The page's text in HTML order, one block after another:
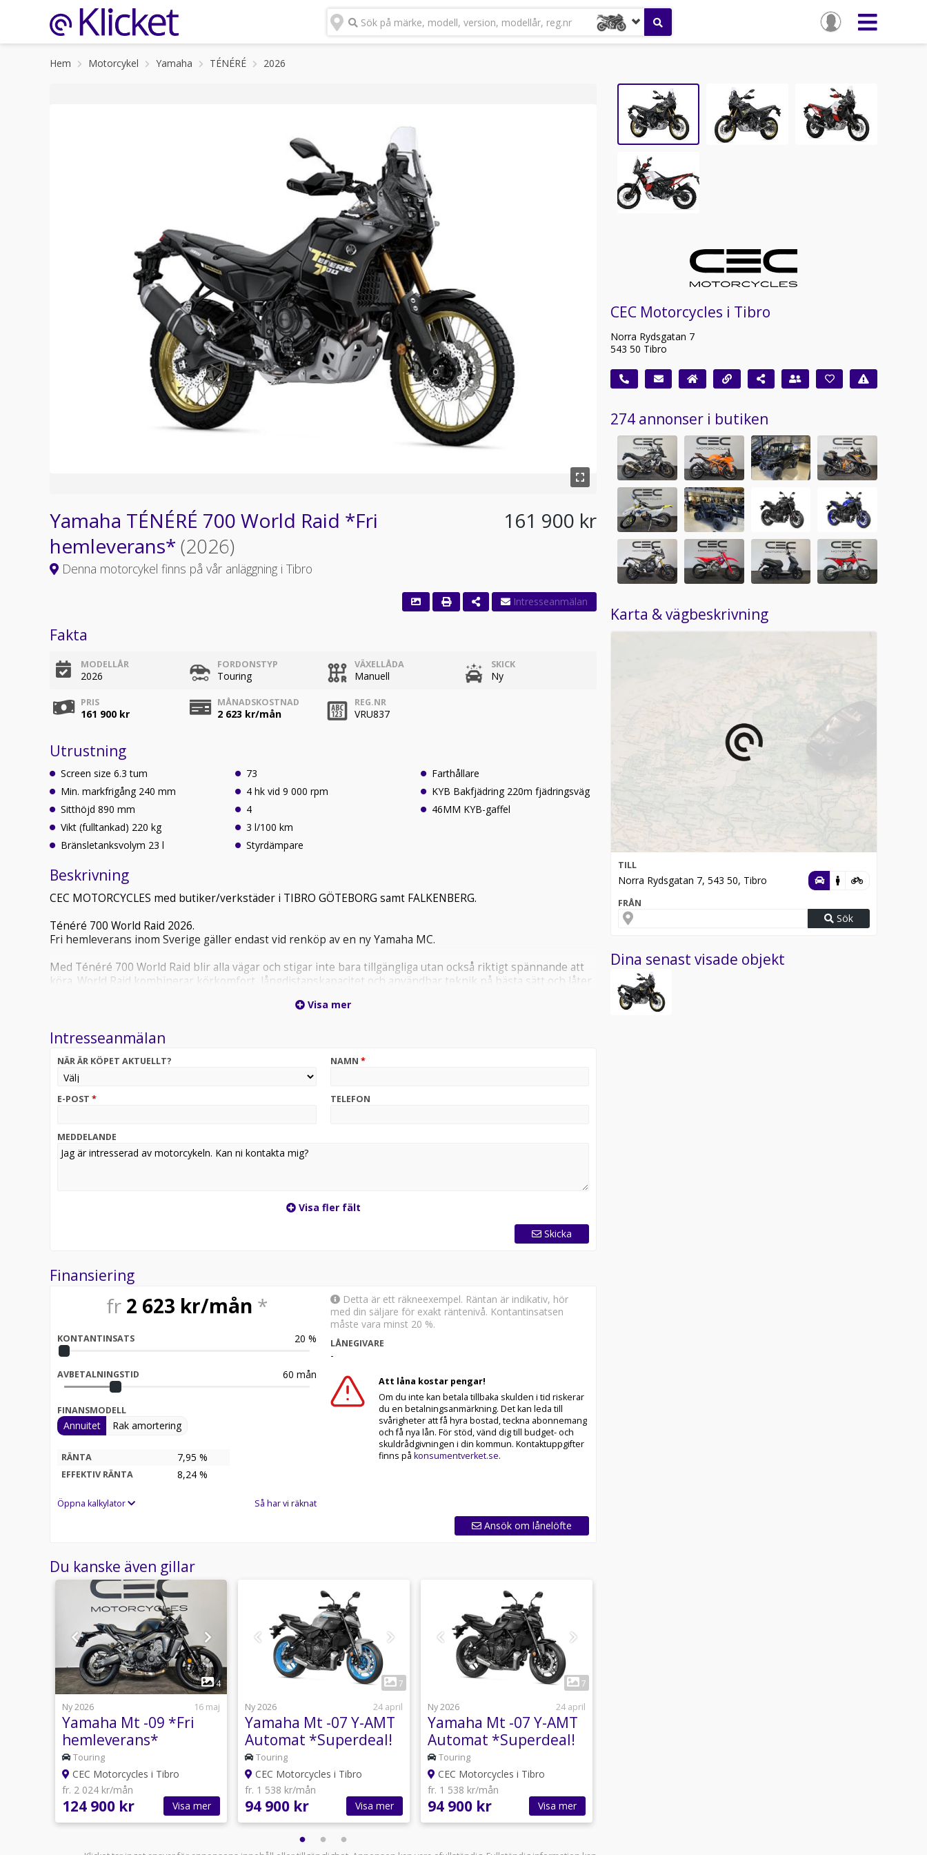
Sök på märke, modell, version, modellår, reg.nr
Hem Motorcykel Yamaha TÉNÉRÉ 2026
Yamaha TÉNÉRÉ 700 World Raid *Fri
hemleverans* (2026)
Denna motorcykel finns på vår anläggning i Tibro
161 900 kr
Fakta
MODELLÅR
2026
FORDONSTYP
Touring
VÄXELLÅDA
Manuell
SKICK
Ny
PRIS
161 900 kr
MÅNADSKOSTNAD
2 623 kr/mån
REG.NR
VRU837
Utrustning
Screen size 6.3 tum
Min. markfrigång 240 mm
Sitthöjd 890 mm
Vikt (fulltankad) 220 kg
Bränsletanksvolym 23 l
73
4 hk vid 9 000 rpm
4
3 l/100 km
Styrdämpare
Farthållare
KYB Bakfjädring 220m fjädringsväg
46MM KYB-gaffel
Beskrivning
CEC MOTORCYCLES med butiker/verkstäder i TIBRO GÖTEBORG samt FALKENBERG.
Ténéré 700 World Raid 2026.
Fri hemleverans inom Sverige gäller endast vid renköp av en ny Yamaha MC.
Med Ténéré 700 World Raid blir alla vägar och stigar inte bara tillgängliga utan också riktigt spännande att
köra. World Raid kombinerar körkomfort, långdistanskapacitet och användbar teknik på bästa sätt och låter
maila för mer info!
butiken i Tibro.
Ténéré t7 tenere7 yamahat7 t 7 offroad äventyrshoj äventyr tet offroadhoj
Visa mer
Intresseanmälan
NÄR ÄR KÖPET AKTUELLT? NAMN *
E-POST * TELEFON
MEDDELANDE
Visa fler fält
Skicka
Finansiering
fr 2 623 kr/mån *
KONTANTINSATS 20 %
AVBETALNINGSTID 60 mån
FINANSMODELL
Annuitet Rak amortering
RÄNTA 7,95 %
EFFEKTIV RÄNTA 8,24 %
Öppna kalkylator Så har vi räknat
Detta är ett räkneexempel. Räntan är indikativ, hör
med din säljare för exakt räntenivå. Kontantinsatsen
måste vara minst 20 %.
LÅNEGIVARE
-
Att låna kostar pengar!
Om du inte kan betala tillbaka skulden i tid riskerar
du en betalningsanmärkning. Det kan leda till
svårigheter att få hyra bostad, teckna abonnemang
och få nya lån. För stöd, vänd dig till budget- och
skuldrådgivningen i din kommun. Kontaktuppgifter
finns på konsumentverket.se.
Ansök om lånelöfte
Du kanske även gillar
1
4
Ny 2026
16 maj
Yamaha Mt -09 *Fri
hemleverans*
Touring
CEC Motorcycles i Tibro
fr. 2 024 kr/mån
124 900 kr Visa mer
7
Ny 2026
24 april
Yamaha Mt -07 Y-AMT
Automat *Superdeal!
Fri hemleverans*
Touring
CEC Motorcycles i Tibro
fr. 1 538 kr/mån
94 900 kr Visa mer
7
Ny 2026
24 april
Yamaha Mt -07 Y-AMT
Automat *Superdeal!
Fri hemleverans*
Touring
CEC Motorcycles i Tibro
fr. 1 538 kr/mån
94 900 kr Visa mer
CEC Motorcycles i Tibro
Norra Rydsgatan 7
543 50 Tibro
274 annonser i butiken
Karta & vägbeskrivning
TILL
Norra Rydsgatan 7, 543 50, Tibro
FRÅN
Sök
Dina senast visade objekt